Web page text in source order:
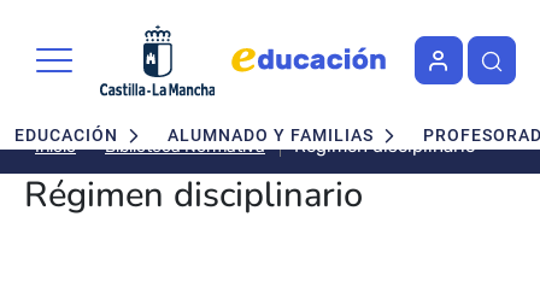
Navegación principal
EDUCACIÓN ALUMNADO Y FAMILIAS
Inicio Biblioteca Normativa Régimen disciplinario
Régimen disciplinario